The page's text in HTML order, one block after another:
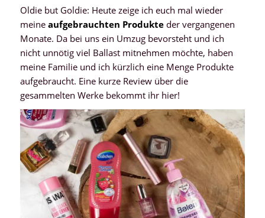
Oldie but Goldie: Heute zeige ich euch mal wieder
meineaufgebrauchten Produkteder vergangenen
Monate. Da bei uns ein Umzug bevorsteht und ich
nicht unnötig viel Ballast mitnehmen möchte, haben
meine Familie und ich kürzlich eine Menge Produkte
aufgebraucht. Eine kurze Review über die
gesammelten Werke bekommt ihr hier!